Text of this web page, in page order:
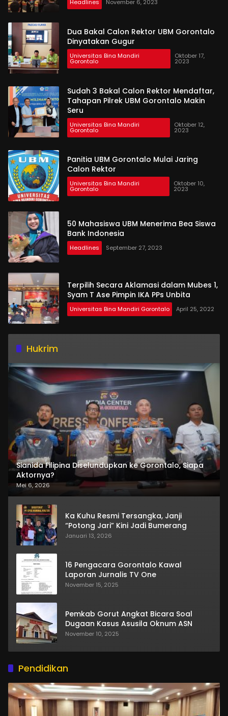
Headlines November 6, 2023
Dua Bakal Calon Rektor UBM Gorontalo
Dinyatakan Gugur
Universitas Bina Mandiri
Gorontalo
Oktober 17,
2023
Sudah 3 Bakal Calon Rektor Mendaftar,
Tahapan Pilrek UBM Gorontalo Makin
Seru
Universitas Bina Mandiri
Gorontalo
Oktober 12,
2023
Panitia UBM Gorontalo Mulai Jaring
Calon Rektor
Universitas Bina Mandiri
Gorontalo
Oktober 10,
2023
50 Mahasiswa UBM Menerima Bea Siswa
Bank Indonesia
Headlines September 27, 2023
Terpilih Secara Aklamasi dalam Mubes 1,
Syam T Ase Pimpin IKA PPs Unbita
Universitas Bina Mandiri Gorontalo April 25, 2022
Hukrim
Sianida Filipina Diselundupkan ke Gorontalo, Siapa
Aktornya?
Mei 6, 2026
Ka Kuhu Resmi Tersangka, Janji
“Potong Jari” Kini Jadi Bumerang
Januari 13, 2026
16 Pengacara Gorontalo Kawal
Laporan Jurnalis TV One
November 15, 2025
Pemkab Gorut Angkat Bicara Soal
Dugaan Kasus Asusila Oknum ASN
November 10, 2025
Pendidikan